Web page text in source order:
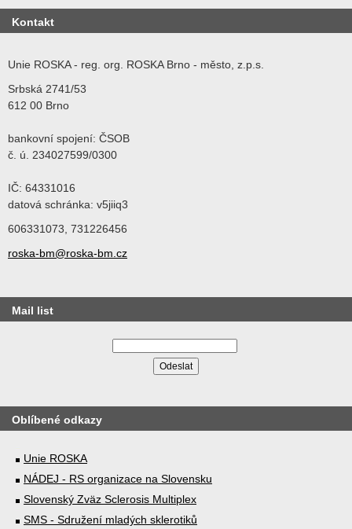
Kontakt
Unie ROSKA - reg. org. ROSKA Brno - město, z.p.s.
Srbská 2741/53
612 00 Brno
bankovní spojení: ČSOB
č. ú. 234027599/0300
IČ: 64331016
datová schránka: v5jiiq3
606331073, 731226456
roska-bm@roska-bm.cz
Mail list
Oblíbené odkazy
Unie ROSKA
NÁDEJ - RS organizace na Slovensku
Slovenský Zväz Sclerosis Multiplex
SMS - Sdružení mladých sklerotiků